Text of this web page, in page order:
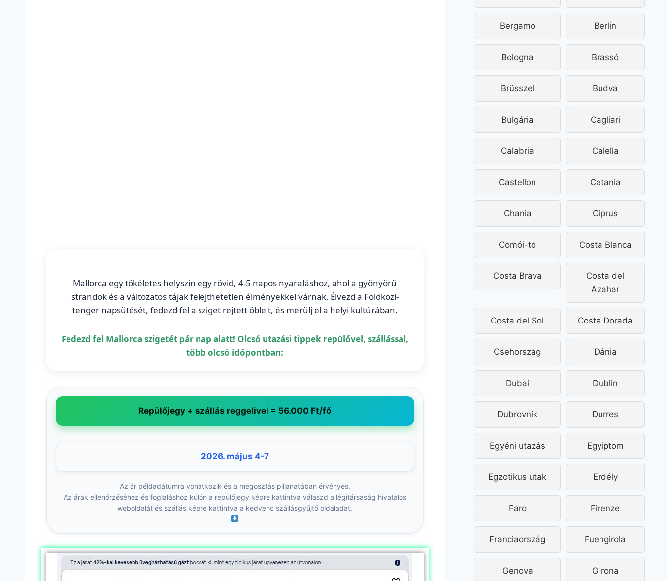
Mallorca egy tökéletes helyszín egy rövid, 4-5 napos nyaraláshoz, ahol a gyönyörű
strandok és a változatos tájak felejthetetlen élményekkel várnak. Élvezd a Földközi-
tenger napsütését, fedezd fel a sziget rejtett öbleit, és merülj el a helyi kultúrában.
Fedezd fel Mallorca szigetét pár nap alatt! Olcsó utazási tippek repülővel, szállással,
több olcsó időpontban:
Repülőjegy + szállás reggelivel = 56.000 Ft/fő
2026. május 4-7
Az ár példadátumra vonatkozik és a megosztás pillanatában érvényes.
Az árak ellenőrzéséhez és foglaláshoz külön a repülőjegy képre kattintva válaszd a légitársaság hivatalos
weboldalát és szállás képre kattintva a kedvenc szállásgyűjtő oldaladat.
Bergamo Berlin
Bologna Brassó
Brüsszel Budva
Bulgária Cagliari
Calabria Calella
Castellon Catania
Chania Ciprus
Comói-tó Costa Blanca
Costa Brava
Costa del
Azahar
Costa del Sol Costa Dorada
Csehország Dánia
Dubai Dublin
Dubrovnik Durres
Egyéni utazás Egyiptom
Egzotikus utak Erdély
Faro Firenze
Franciaország Fuengirola
Genova Girona